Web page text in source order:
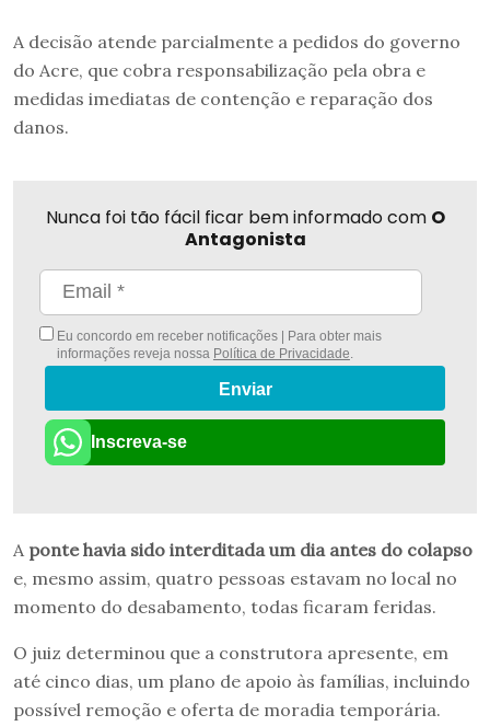
A decisão atende parcialmente a pedidos do governo
do Acre, que cobra responsabilização pela obra e
medidas imediatas de contenção e reparação dos
danos.
Nunca foi tão fácil ficar bem informado com O
Antagonista
Eu concordo em receber notificações | Para obter mais
informações reveja nossa Política de Privacidade.
Enviar
Inscreva-se
A ponte havia sido interditada um dia antes do colapso
e, mesmo assim, quatro pessoas estavam no local no
momento do desabamento, todas ficaram feridas.
O juiz determinou que a construtora apresente, em
até cinco dias, um plano de apoio às famílias, incluindo
possível remoção e oferta de moradia temporária.